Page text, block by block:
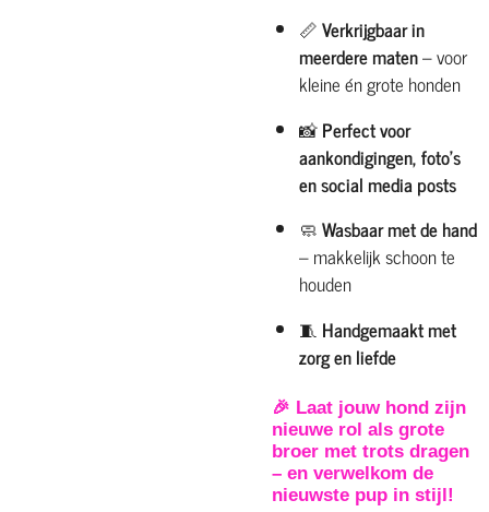
📏Verkrijgbaar in
meerdere maten– voor
kleine én grote honden
📸Perfect voor
aankondigingen, foto's
en social media posts
🧼Wasbaar met de hand
– makkelijk schoon te
houden
🧵 Handgemaakt met
zorg en liefde
🎉 Laat jouw hond zijn
nieuwe rol als grote
broer met trots dragen
– en verwelkom de
nieuwste pup in stijl!